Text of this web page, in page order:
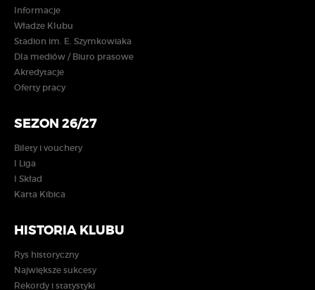
Informacje
Władze Klubu
Stadion im. E. Szymkowiaka
Dla mediów / Biuro prasowe
Akredytacje
Oferty pracy
SEZON 26/27
Bilety i vouchery
I Liga
I Skład
Karta Kibica
HISTORIA KLUBU
Rys historyczny
Największe sukcesy
Rekordy i statystyki